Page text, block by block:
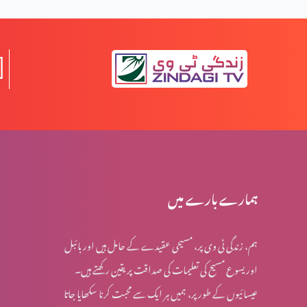
خدا سب سے زیادہ کس نبی سے ہم کلام ہوا؟
عیدِ مولودِ منجی العالمین
مصِر میں بنی اسرائیل پر ظلم و سِتم کے اسباب
حضرت یعقوب کے آخری ایام میں پیشنگوئی کی باتیں
ہمارے بارے میں
ہم، زندگی ٹی وی پر، مسیحی عقیدے کے حامل ہیں اور بائبل
اور یسوع مسیح کی تعلیمات کی صداقت پر یقین رکھتے ہیں۔
عیسائیوں کے طور پر، ہمیں ہر ایک سے محبت کرنا سکھایا جاتا